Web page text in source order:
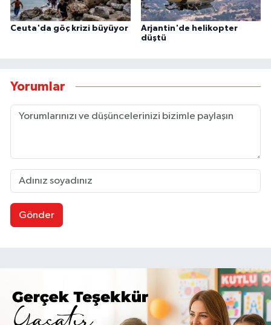
Ceuta'da göç krizi büyüyor
Arjantin'de helikopter
düştü
Yorumlar
Gönder